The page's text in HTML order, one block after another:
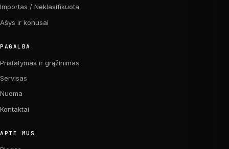
Importas / Neklasifikuota
Ašys ir konusai
PAGALBA
Pristatymas ir grąžinimas
Servisas
Nuoma
Kontaktai
APIE MUS